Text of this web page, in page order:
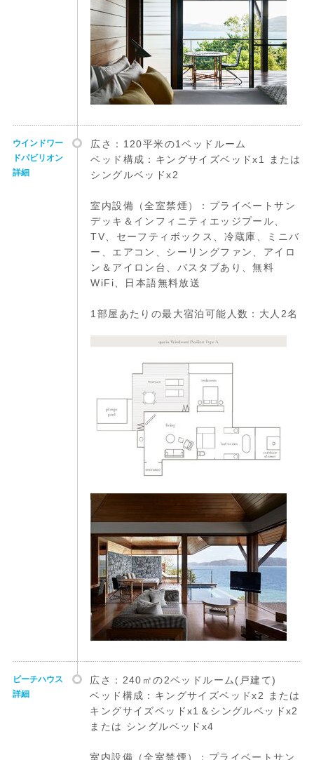
ウインドワー
ドパビリオン
詳細
広さ：120平米の1ベッドルーム
ベッド構成：キングサイズベッドx1 または
シングルベッドx2
室内設備（全室禁煙）：プライベートサン
デッキ＆インフィニティエッジプール、
TV、セーフティボックス、冷蔵庫、ミニバ
ー、エアコン、シーリングファン、アイロ
ン＆アイロン台、バスタブあり、無料
WiFi、日本語無料放送
1部屋あたりの最大宿泊可能人数：大人2名
ビーチハウス
詳細
広さ：240㎡の2ベッドルーム(戸建て)
ベッド構成：キングサイズベッドx2 または
キングサイズベッドx1＆シングルベッドx2
または シングルベッドx4
室内設備（全室禁煙）：プライベートサン